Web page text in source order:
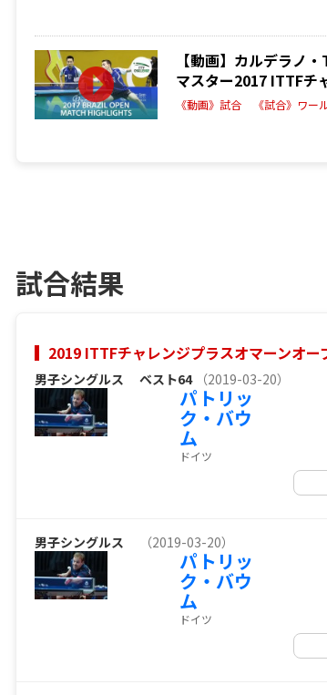
【動画】カルデラノ
マスター2017 ITTFチ
《動画》試合
《試合》ワー
試合結果
2019 ITTFチャレンジプラスオマーンオー
男子シングルス ベスト64 （2019-03-20）
パトリッ
ク・バウ
ム
ドイツ
男子シングルス （2019-03-20）
パトリッ
ク・バウ
ム
ドイツ